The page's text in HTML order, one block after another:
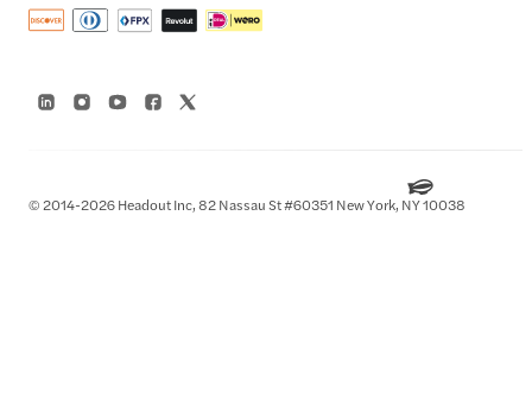
© 2014-2026 Headout Inc, 82 Nassau St #60351 New York, NY 10038